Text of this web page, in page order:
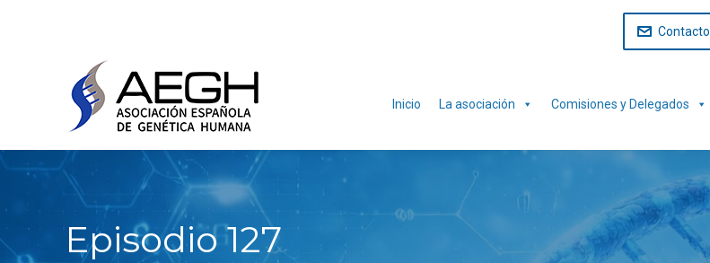
Contacto
Inicio La asociación Comisiones y Delegados
Episodio 127